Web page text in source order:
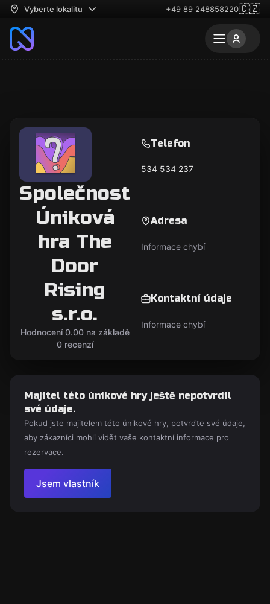
Vyberte lokalitu +49 89 248858220🇨🇿
Společnost
Úniková
hra The
Door
Rising
s.r.o.
Hodnocení 0.00 na základě
0 recenzí
Telefon
534 534 237
Adresa
Informace chybí
Kontaktní údaje
Informace chybí
Majitel této únikové hry ještě nepotvrdil
své údaje.
Pokud jste majitelem této únikové hry, potvrďte své údaje,
aby zákazníci mohli vidět vaše kontaktní informace pro
rezervace.
Jsem vlastník